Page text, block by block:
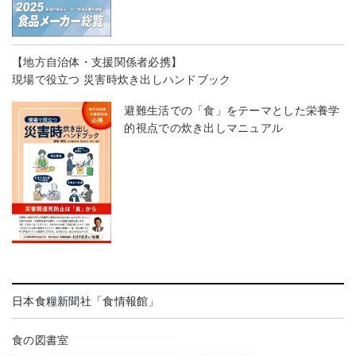
【地方自治体・支援関係者必携】
現場で役立つ 災害時炊き出しハンドブック
避難生活での「食」をテーマとした栄養学
的視点での炊き出しマニュアル
日本食糧新聞社「食情報館」
食の図書室